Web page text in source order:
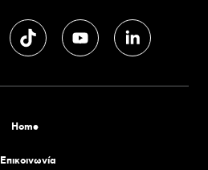
Home
Επικοινωνία